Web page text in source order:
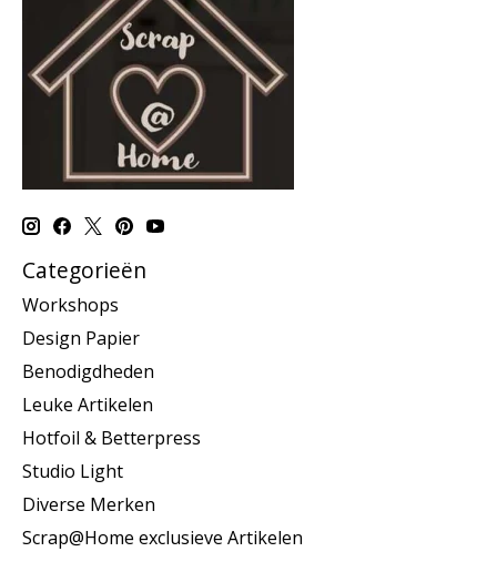
Categorieën
Workshops
Design Papier
Benodigdheden
Leuke Artikelen
Hotfoil & Betterpress
Studio Light
Diverse Merken
Scrap@Home exclusieve Artikelen